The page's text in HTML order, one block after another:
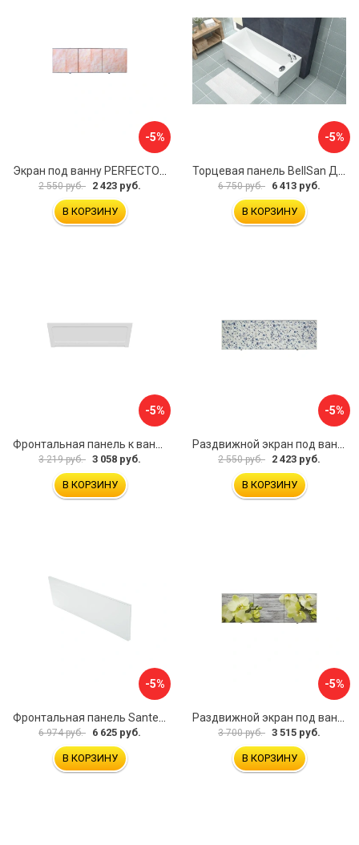
-5%
Экран под ванну PERFECTO LINEA 36-000157
2 550 руб. 2 423 руб.
В КОРЗИНУ
-5%
Торцевая панель BellSan Даниелла 4627171531049
6 750 руб. 6 413 руб.
В КОРЗИНУ
-5%
3 219 руб. 3 058 руб.
В КОРЗИНУ
-5%
2 550 руб. 2 423 руб.
В КОРЗИНУ
-5%
6 974 руб. 6 625 руб.
В КОРЗИНУ
-5%
3 700 руб. 3 515 руб.
В КОРЗИНУ